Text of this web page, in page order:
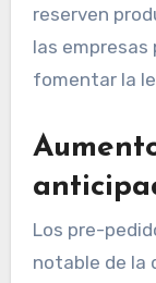
reserven
las empresas
fomentar la
Los pre-
notable de la